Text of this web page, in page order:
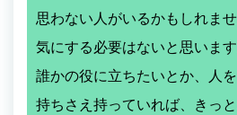
思わない人がいるかもしれま
気にする必要はないと思います
誰かの役に立ちたいとか、人
持ちさえ持っていれば、きっ